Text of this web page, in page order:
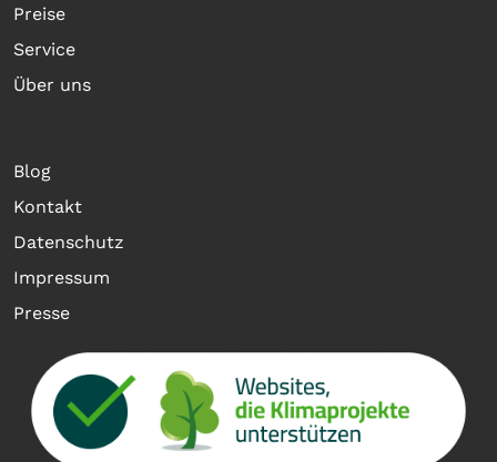
Preise
Service
Über uns
Blog
Kontakt
Datenschutz
Impressum
Presse